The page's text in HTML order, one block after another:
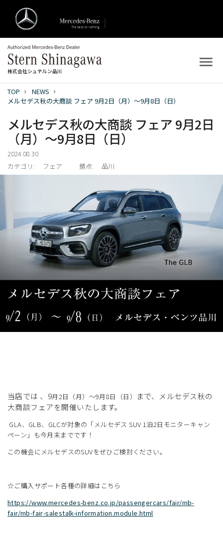
株式会社シュテルン品川
新着情報
店舗案内
新車を探す
中古車を探す
展示車・試乗車
メンテナンス
採用情報
TOP
NEWS
メルセデス秋の大商談 フェア 9月2日（月）～9月8日（日）
メルセデス秋の大商談 フェア 9月2日
（月）～9月8日（日）
2024.08.30
カテゴリ:
フェア 拠点: 品川
当店では 、9月2日（月）～9月8日（日）
まで、メルセデス秋の
大商談フェアを開催いたします。
GLA、GLB、GLCが対象の「メルセデス SUV 1泊2日モニターキャン
ペーン」も今月末までです！
この機会にメルセデスのSUVをぜひご検討ください。
☆ご購入サポート各種の詳細はこちら
https://www.mercedes-benz.co.jp/passengercars/fair/mb-
fair/mb-fair-salestalk-information.module.html